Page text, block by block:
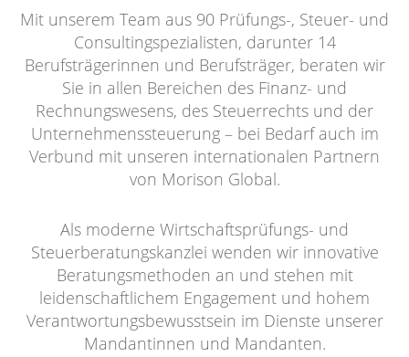
Mit unserem Team aus 90 Prüfungs-, Steuer- und
Consultingspezialisten, darunter 14
Berufsträgerinnen und Berufsträger, beraten wir
Sie in allen Bereichen des Finanz- und
Rechnungswesens, des Steuerrechts und der
Unternehmenssteuerung – bei Bedarf auch im
Verbund mit unseren internationalen Partnern
von Morison Global.
Als moderne Wirtschaftsprüfungs- und
Steuerberatungskanzlei wenden wir innovative
Beratungsmethoden an und stehen mit
leidenschaftlichem Engagement und hohem
Verantwortungsbewusstsein im Dienste unserer
Mandantinnen und Mandanten.